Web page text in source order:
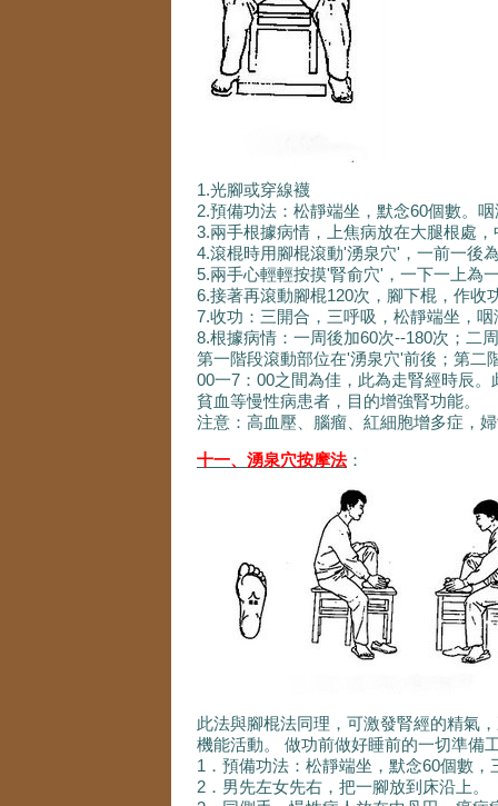
1.光腳或穿線襪
2.預備功法：松靜端坐，默念60個數。
3.兩手根據病情，上焦病放在大腿根處
4.滾棍時用腳棍滾動'湧泉穴'，一前一後
5.兩手心輕輕按摸'腎俞穴'，一下一上
6.接著再滾動腳棍120次，腳下棍，作收
7.收功：三開合，三呼吸，松靜端坐，
8.根據病情：一周後加60次--180次；
第一階段滾動部位在'湧泉穴'前後；第
00一7：00之間為佳，此為走腎經時辰
貧血等慢性病患者，目的增強腎功能。
注意：高血壓、腦瘤、紅細胞增多症，
十一、湧泉穴按摩法：
此法與腳棍法同理，可激發腎經的精氣
機能活動。 做功前做好睡前的一切準備
1．預備功法：松靜端坐，默念60個數
2．男先左女先右，把一腳放到床沿上。